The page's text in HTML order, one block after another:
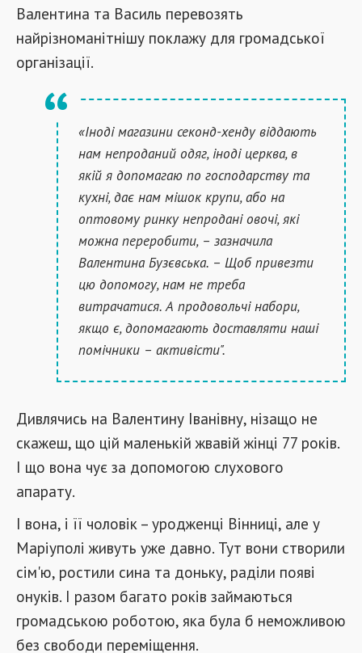
Валентина та Василь перевозять
найрізноманітнішу поклажу для громадської
організації.
«Іноді магазини секонд-хенду віддають
нам непроданий одяг, іноді церква, в
якій я допомагаю по господарству та
кухні, дає нам мішок крупи, або на
оптовому ринку непродані овочі, які
можна переробити, – зазначила
Валентина Бузєвська. – Щоб привезти
цю допомогу, нам не треба
витрачатися. А продовольчі набори,
якщо є, допомагають доставляти наші
помічники – активісти".
Дивлячись на Валентину Іванівну, нізащо не
скажеш, що цій маленькій жвавій жінці 77 років.
І що вона чує за допомогою слухового
апарату.
І вона, і її чоловік – уродженці Вінниці, але у
Маріуполі живуть уже давно. Тут вони створили
сім'ю, ростили сина та доньку, раділи появі
онуків. І разом багато років займаються
громадською роботою, яка була б неможливою
без свободи переміщення.